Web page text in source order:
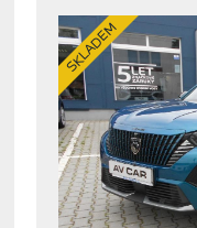
SKLADEM